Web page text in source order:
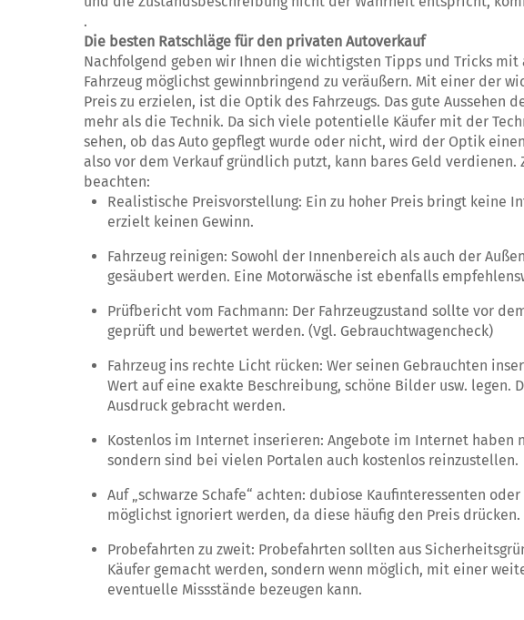
.
Die besten Ratschläge für den privaten Autoverkauf
Nachfolgend geben wir Ihnen die wichtigsten Tipps und Tricks
Fahrzeug möglichst gewinnbringend zu veräußern. Mit einer der
Preis zu erzielen, ist die Optik des Fahrzeugs. Das gute Aussehen
mehr als die Technik. Da sich viele potentielle Käufer mit der
sehen, ob das Auto gepflegt wurde oder nicht, wird der Optik
also vor dem Verkauf gründlich putzt, kann bares Geld
beachten:
Realistische Preisvorstellung: Ein zu hoher Preis bringt keine
erzielt keinen Gewinn.
Fahrzeug reinigen: Sowohl der Innenbereich als auch der
gesäubert werden. Eine Motorwäsche ist ebenfalls
Prüfbericht vom Fachmann: Der Fahrzeugzustand sollte vor
geprüft und bewertet werden. (Vgl. Gebrauchtwagencheck)
Fahrzeug ins rechte Licht rücken: Wer seinen Gebrauchten
Wert auf eine exakte Beschreibung, schöne Bilder usw. legen.
Ausdruck gebracht werden.
Kostenlos im Internet inserieren: Angebote im Internet haben
sondern sind bei vielen Portalen auch kostenlos reinzustellen.
Auf „schwarze Schafe“ achten: dubiose Kaufinteressenten oder
möglichst ignoriert werden, da diese häufig den Preis drücken.
Probefahrten zu zweit: Probefahrten sollten aus
Käufer gemacht werden, sondern wenn möglich, mit einer
eventuelle Missstände bezeugen kann.